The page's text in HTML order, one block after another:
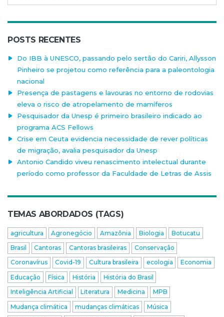
POSTS RECENTES
Do IBB à UNESCO, passando pelo sertão do Cariri, Allysson
Pinheiro se projetou como referência para a paleontologia
nacional
Presença de pastagens e lavouras no entorno de rodovias
eleva o risco de atropelamento de mamíferos
Pesquisador da Unesp é primeiro brasileiro indicado ao
programa ACS Fellows
Crise em Ceuta evidencia necessidade de rever políticas
de migração, avalia pesquisador da Unesp
Antonio Candido viveu renascimento intelectual durante
período como professor da Faculdade de Letras de Assis
TEMAS ABORDADOS (TAGS)
agricultura Agronegócio Amazônia Biologia
Botucatu
Brasil
Cantoras Cantoras brasileiras
Conservação
Coronavírus
Covid-19 Cultura brasileira ecologia
Economia
Educação
Física História
História do Brasil
Inteligência Artificial
Literatura Medicina
MPB
Mudança climática
mudanças climáticas
Música